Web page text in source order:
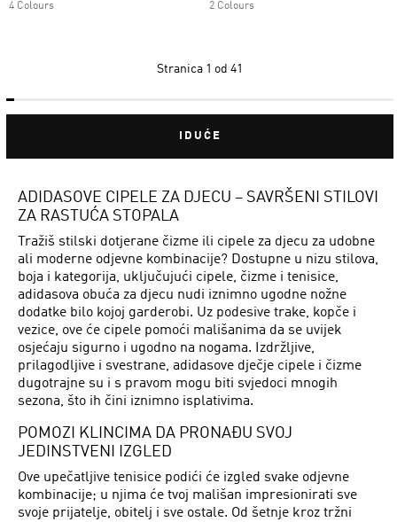
4 Colours 2 Colours
Stranica 1 od 41
IDUĆE
ADIDASOVE CIPELE ZA DJECU – SAVRŠENI STILOVI
ZA RASTUĆA STOPALA
Tražiš stilski dotjerane čizme ili cipele za djecu za udobne
ali moderne odjevne kombinacije? Dostupne u nizu stilova,
boja i kategorija, uključujući cipele, čizme i tenisice,
adidasova obuća za djecu nudi iznimno ugodne nožne
dodatke bilo kojoj garderobi. Uz podesive trake, kopče i
vezice, ove će cipele pomoći mališanima da se uvijek
osjećaju sigurno i ugodno na nogama. Izdržljive,
prilagodljive i svestrane, adidasove dječje cipele i čizme
dugotrajne su i s pravom mogu biti svjedoci mnogih
sezona, što ih čini iznimno isplativima.
POMOZI KLINCIMA DA PRONAĐU SVOJ
JEDINSTVENI IZGLED
Ove upečatljive tenisice podići će izgled svake odjevne
kombinacije; u njima će tvoj mališan impresionirati sve
svoje prijatelje, obitelj i sve ostale. Od šetnje kroz tržni